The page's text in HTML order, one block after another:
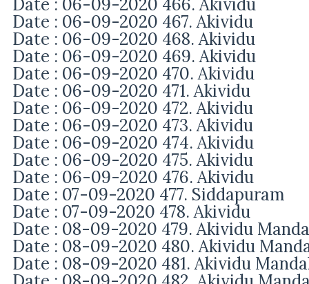
Date : 06-09-2020 466. Akividu
Date : 06-09-2020 467. Akividu
Date : 06-09-2020 468. Akividu
Date : 06-09-2020 469. Akividu
Date : 06-09-2020 470. Akividu
Date : 06-09-2020 471. Akividu
Date : 06-09-2020 472. Akividu
Date : 06-09-2020 473. Akividu
Date : 06-09-2020 474. Akividu
Date : 06-09-2020 475. Akividu
Date : 06-09-2020 476. Akividu
Date : 07-09-2020 477. Siddapuram
Date : 07-09-2020 478. Akividu
Date : 08-09-2020 479. Akividu
Date : 08-09-2020 480. Akividu
Date : 08-09-2020 481. Akividu